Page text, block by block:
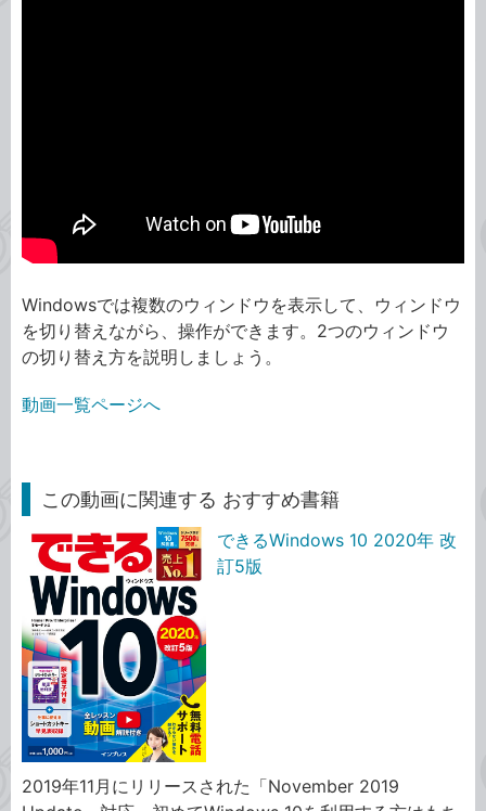
Windowsでは複数のウィンドウを表示して、ウィンドウ
を切り替えながら、操作ができます。2つのウィンドウ
の切り替え方を説明しましょう。
動画一覧ページへ
この動画に関連する おすすめ書籍
できるWindows 10 2020年 改
訂5版
2019年11月にリリースされた「November 2019